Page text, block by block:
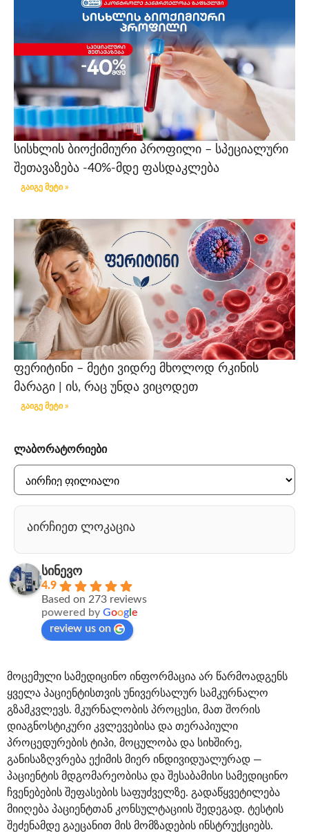
სისხლის ბიოქიმიური პროფილი – სპეციალური
შეთავაზება -40%-მდე ფასდაკლება
გაიგე მეტი »
ფერიტინი – მეტი ვიდრე მხოლოდ რკინის
მარაგი | ის, რაც უნდა ვიცოდეთ
გაიგე მეტი »
ლაბორატორიები
აირჩიეთ ლოკაცია
სინევო
4.9
Based on 273 reviews
powered by Google
review us on
მოცემული სამედიცინო ინფორმაცია არ წარმოადგენს
ყველა პაციენტისთვის უნივერსალურ სამკურნალო
გზამკვლევს. მკურნალობის პროცესი, მათ შორის
დიაგნოსტიკური კვლევებისა და თერაპიული
პროცედურების ტიპი, მოცულობა და სიხშირე,
განისაზღვრება ექიმის მიერ ინდივიდუალურად —
პაციენტის მდგომარეობისა და შესაბამისი სამედიცინო
ჩვენებების შეფასების საფუძველზე. გადაწყვეტილება
მიიღება პაციენტთან კონსულტაციის შედეგად. ტესტის
შეძენამდე გაეცანით მის მომზადების ინსტრუქციებს.